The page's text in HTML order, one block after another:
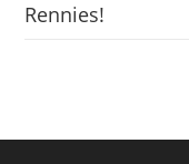
Rennies!